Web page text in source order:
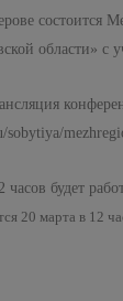
состоится
области» с
sobytiya/
часов будет
20 марта в 12